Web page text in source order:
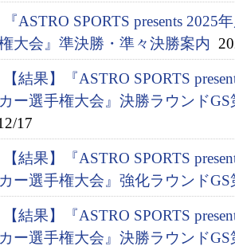
『ASTRO SPORTS presents
大会』準決勝・準々決勝案内
【結果】『ASTRO SPORTS
ー選手権大会』決勝ラウンド
17
【結果】『ASTRO SPORTS
ー選手権大会』強化ラウンドGS
【結果】『ASTRO SPORTS
ー選手権大会』決勝ラウンド